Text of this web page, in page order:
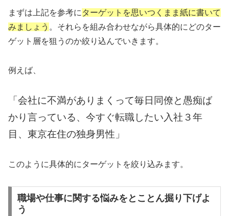
まずは上記を参考に ターゲットを思いつくまま紙に書いて
みましょう 。それらを組み合わせながら具体的にどのター
ゲット層を狙うのか絞り込んでいきます。
例えば、
「会社に不満がありまくって毎日同僚と愚痴ば
かり言っている、今すぐ転職したい入社３年
目、東京在住の独身男性」
このように具体的にターゲットを絞り込みます。
職場や仕事に関する悩みをとことん掘り下げよ
う